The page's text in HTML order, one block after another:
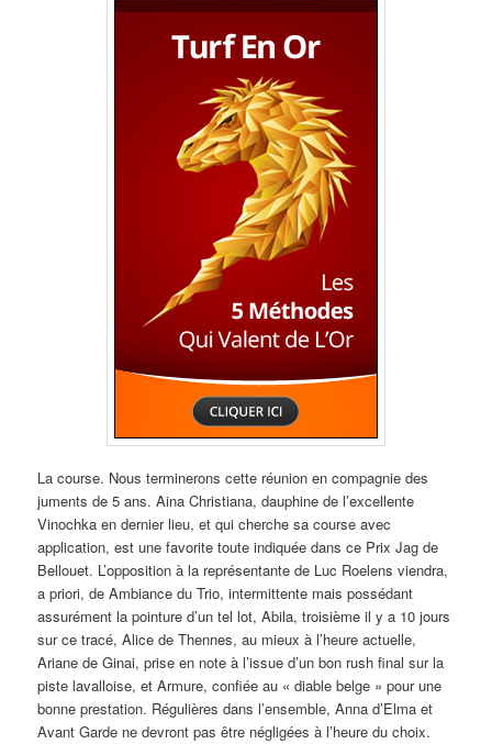
La course. Nous terminerons cette réunion en compagnie des
juments de 5 ans. Aina Christiana, dauphine de l’excellente
Vinochka en dernier lieu, et qui cherche sa course avec
application, est une favorite toute indiquée dans ce Prix Jag de
Bellouet. L’opposition à la représentante de Luc Roelens viendra,
a priori, de Ambiance du Trio, intermittente mais possédant
assurément la pointure d’un tel lot, Abila, troisième il y a 10 jours
sur ce tracé, Alice de Thennes, au mieux à l’heure actuelle,
Ariane de Ginai, prise en note à l’issue d’un bon rush final sur la
piste lavalloise, et Armure, confiée au « diable belge » pour une
bonne prestation. Régulières dans l’ensemble, Anna d’Elma et
Avant Garde ne devront pas être négligées à l’heure du choix.